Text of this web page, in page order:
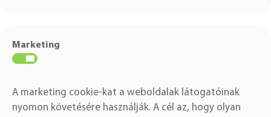
Marketing
A marketing cookie-kat a weboldalak látogatóinak
nyomon követésére használják. A cél az, hogy olyan